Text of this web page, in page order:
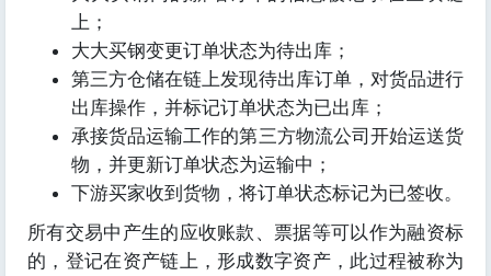
上；
大大买钢变更订单状态为待出库；
第三方仓储在链上发现待出库订单，对货品进行
出库操作，并标记订单状态为已出库；
承接货品运输工作的第三方物流公司开始运送货
物，并更新订单状态为运输中；
下游买家收到货物，将订单状态标记为已签收。
所有交易中产生的应收账款、票据等可以作为融资标
的，登记在资产链上，形成数字资产，此过程被称为